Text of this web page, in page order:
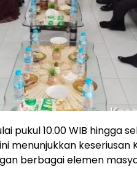
pukul 10.00 WIB hingga
menunjukkan keseriusan
berbagai elemen